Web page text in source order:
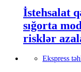
İstehsalat
sığorta
risklər
Ekspress